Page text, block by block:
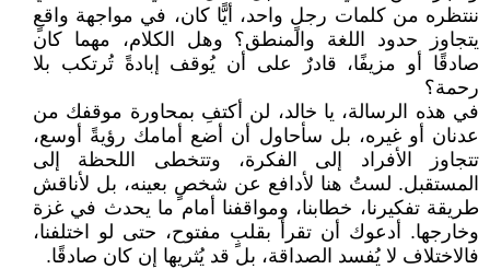
ننتظره من كلمات رجلٍ واحد، أيًّا كان، في مواجهة واقعٍ
يتجاوز حدود اللغة والمنطق؟ وهل الكلام، مهما كان
صادقًا أو مزيفًا، قادرٌ على أن يُوقف إبادةً تُرتكب بلا
رحمة؟
في هذه الرسالة، يا خالد، لن أكتفِ بمحاورة موقفك من
عدنان أو غيره، بل سأحاول أن أضع أمامك رؤيةً أوسع،
تتجاوز الأفراد إلى الفكرة، وتتخطى اللحظة إلى
المستقبل. لستُ هنا لأدافع عن شخصٍ بعينه، بل لأناقش
طريقة تفكيرنا، خطابنا، ومواقفنا أمام ما يحدث في غزة
وخارجها. أدعوك أن تقرأ بقلبٍ مفتوح، حتى لو اختلفنا،
فالاختلاف لا يُفسد الصداقة، بل قد يُثريها إن كان صادقًا.